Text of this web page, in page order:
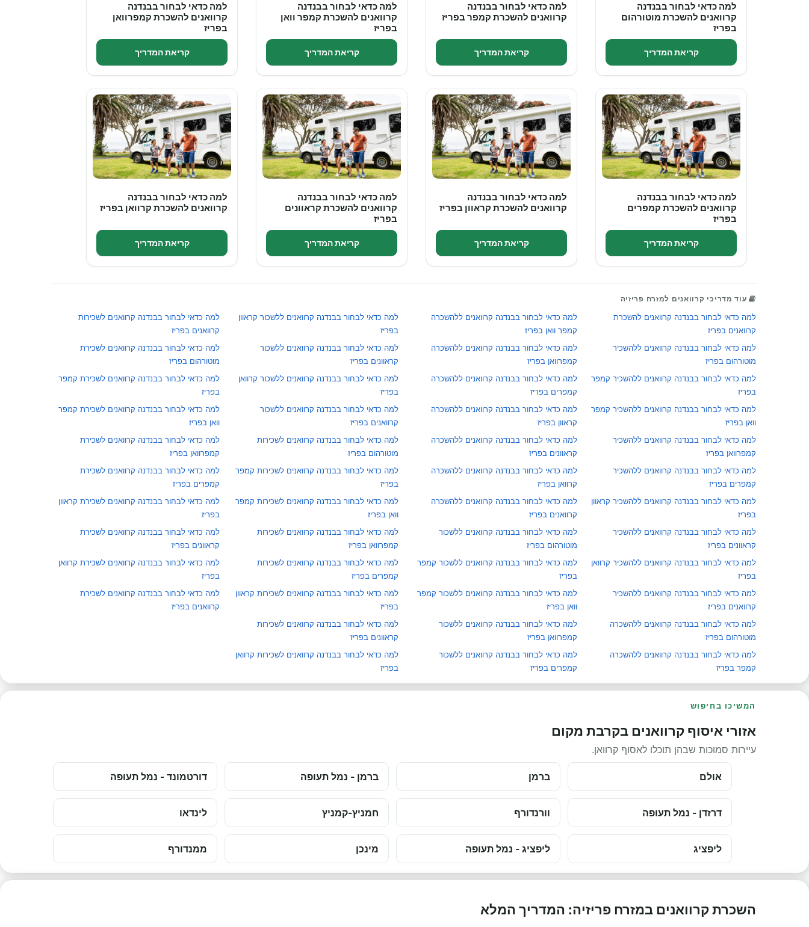
למה כדאי לבחור בבנדנה
קרוואנים להשכרת מוטורהום
בפריז
קריאת המדריך
למה כדאי לבחור בבנדנה
קרוואנים להשכרת קמפר בפריז
קריאת המדריך
למה כדאי לבחור בבנדנה
קרוואנים להשכרת קמפר וואן
בפריז
קריאת המדריך
למה כדאי לבחור בבנדנה
קרוואנים להשכרת קמפרוואן
בפריז
קריאת המדריך
למה כדאי לבחור בבנדנה
קרוואנים להשכרת קמפרים
בפריז
קריאת המדריך
למה כדאי לבחור בבנדנה
קרוואנים להשכרת קראוון בפריז
קריאת המדריך
למה כדאי לבחור בבנדנה
קרוואנים להשכרת קראוונים
בפריז
קריאת המדריך
למה כדאי לבחור בבנדנה
קרוואנים להשכרת קרוואן בפריז
קריאת המדריך
עוד מדריכי קרוואנים למזרח פריזיה
למה כדאי לבחור בבנדנה קרוואנים להשכרת
קרוואנים בפריז
למה כדאי לבחור בבנדנה קרוואנים ללהשכיר
מוטורהום בפריז
למה כדאי לבחור בבנדנה קרוואנים ללהשכיר קמפר
בפריז
למה כדאי לבחור בבנדנה קרוואנים ללהשכיר קמפר
וואן בפריז
למה כדאי לבחור בבנדנה קרוואנים ללהשכיר
קמפרוואן בפריז
למה כדאי לבחור בבנדנה קרוואנים ללהשכיר
קמפרים בפריז
למה כדאי לבחור בבנדנה קרוואנים ללהשכיר קראוון
בפריז
למה כדאי לבחור בבנדנה קרוואנים ללהשכיר
קראוונים בפריז
למה כדאי לבחור בבנדנה קרוואנים ללהשכיר קרוואן
בפריז
למה כדאי לבחור בבנדנה קרוואנים ללהשכיר
קרוואנים בפריז
למה כדאי לבחור בבנדנה קרוואנים ללהשכרה
מוטורהום בפריז
למה כדאי לבחור בבנדנה קרוואנים ללהשכרה
קמפר בפריז
למה כדאי לבחור בבנדנה קרוואנים ללהשכרה
קמפר וואן בפריז
למה כדאי לבחור בבנדנה קרוואנים ללהשכרה
קמפרוואן בפריז
למה כדאי לבחור בבנדנה קרוואנים ללהשכרה
קמפרים בפריז
למה כדאי לבחור בבנדנה קרוואנים ללהשכרה
קראוון בפריז
למה כדאי לבחור בבנדנה קרוואנים ללהשכרה
קראוונים בפריז
למה כדאי לבחור בבנדנה קרוואנים ללהשכרה
קרוואן בפריז
למה כדאי לבחור בבנדנה קרוואנים ללהשכרה
קרוואנים בפריז
למה כדאי לבחור בבנדנה קרוואנים ללשכור
מוטורהום בפריז
למה כדאי לבחור בבנדנה קרוואנים ללשכור קמפר
בפריז
למה כדאי לבחור בבנדנה קרוואנים ללשכור קמפר
וואן בפריז
למה כדאי לבחור בבנדנה קרוואנים ללשכור
קמפרוואן בפריז
למה כדאי לבחור בבנדנה קרוואנים ללשכור
קמפרים בפריז
למה כדאי לבחור בבנדנה קרוואנים ללשכור קראוון
בפריז
למה כדאי לבחור בבנדנה קרוואנים ללשכור
קראוונים בפריז
למה כדאי לבחור בבנדנה קרוואנים ללשכור קרוואן
בפריז
למה כדאי לבחור בבנדנה קרוואנים ללשכור
קרוואנים בפריז
למה כדאי לבחור בבנדנה קרוואנים לשכירות
מוטורהום בפריז
למה כדאי לבחור בבנדנה קרוואנים לשכירות קמפר
בפריז
למה כדאי לבחור בבנדנה קרוואנים לשכירות קמפר
וואן בפריז
למה כדאי לבחור בבנדנה קרוואנים לשכירות
קמפרוואן בפריז
למה כדאי לבחור בבנדנה קרוואנים לשכירות
קמפרים בפריז
למה כדאי לבחור בבנדנה קרוואנים לשכירות קראוון
בפריז
למה כדאי לבחור בבנדנה קרוואנים לשכירות
קראוונים בפריז
למה כדאי לבחור בבנדנה קרוואנים לשכירות קרוואן
בפריז
למה כדאי לבחור בבנדנה קרוואנים לשכירות
קרוואנים בפריז
למה כדאי לבחור בבנדנה קרוואנים לשכירת
מוטורהום בפריז
למה כדאי לבחור בבנדנה קרוואנים לשכירת קמפר
בפריז
למה כדאי לבחור בבנדנה קרוואנים לשכירת קמפר
וואן בפריז
למה כדאי לבחור בבנדנה קרוואנים לשכירת
קמפרוואן בפריז
למה כדאי לבחור בבנדנה קרוואנים לשכירת
קמפרים בפריז
למה כדאי לבחור בבנדנה קרוואנים לשכירת קראוון
בפריז
למה כדאי לבחור בבנדנה קרוואנים לשכירת
קראוונים בפריז
למה כדאי לבחור בבנדנה קרוואנים לשכירת קרוואן
בפריז
למה כדאי לבחור בבנדנה קרוואנים לשכירת
קרוואנים בפריז
המשיכו בחיפוש
אזורי איסוף קרוואנים בקרבת מקום
עיירות סמוכות שבהן תוכלו לאסוף קרוואן.
אולם ברמן ברמן - נמל תעופה דורטמונד - נמל תעופה
דרזדן - נמל תעופה וורנדורף חמניץ-קמניץ לינדאו
ליפציג ליפציג - נמל תעופה מינכן ממנדורף
השכרת קרוואנים במזרח פריזיה: המדריך המלא